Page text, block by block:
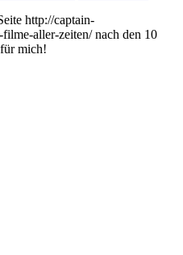
aller-zeiten/ nach den 10
mich!